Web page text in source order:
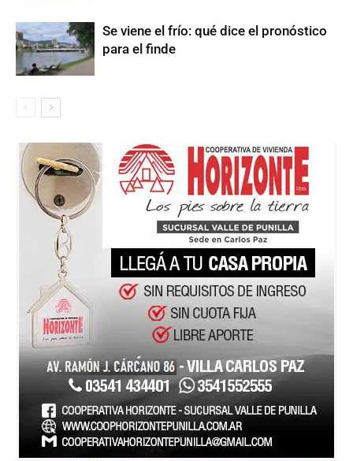
Se viene el frío: qué dice el pronóstico
para el finde